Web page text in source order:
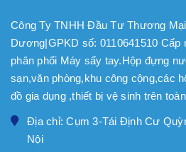
Công Ty TNHH Đầu Tư Thương
Dương|GPKD số: 0110641510 Cấp
phân phối Máy sấy tay.Hộp đựng
sạn,văn phòng,khu công cộng,các
đồ gia dụng ,thiết bị vệ sinh trên
Địa chỉ: Cụm 3-Tái Định Cư
Nội